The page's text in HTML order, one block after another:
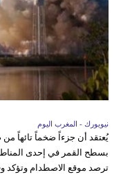
نيويورك - المغرب اليوم
بسطح القمر في إحدى
ترصد موقع الاصطدام وتؤكد